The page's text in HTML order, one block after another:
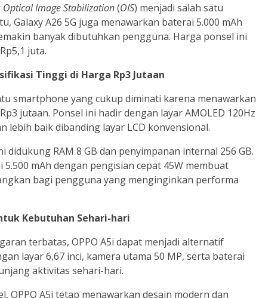
Optical Image Stabilization(OIS) menjadi salah satu
Galaxy A26 5G juga menawarkan baterai 5.000 mAh
banyak dibutuhkan pengguna. Harga ponsel ini
juta.
Tinggi di Harga Rp3 Jutaan
smartphone yang cukup diminati karena menawarkan
jutaan. Ponsel ini hadir dengan layar AMOLED 120Hz
lebih baik dibanding layar LCD konvensional.
RAM 8 GB dan penyimpanan internal 256 GB.
mAh dengan pengisian cepat 45W membuat
bagi pengguna yang menginginkan performa
Kebutuhan Sehari-hari
terbatas, OPPO A5i dapat menjadi alternatif
layar 6,67 inci, kamera utama 50 MP, serta baterai
aktivitas sehari-hari.
OPPO A5i tetap menawarkan desain modern dan